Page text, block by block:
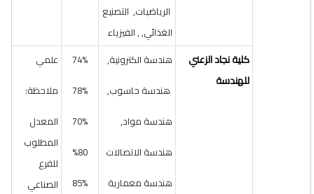
الرياضيات, التصنيع
الغذائي, , الفيزياء
كلية نجاد الزعني
للهندسة
هندسة الكترونية,
هندسة حاسوب,
هندسة مواد,
هندسة الاتصالات
هندسة معمارية
74%
78%
70%
80
%
85%
علمي
ملاحظة:
المعدل
المطلوب
للفرع
الصناعي